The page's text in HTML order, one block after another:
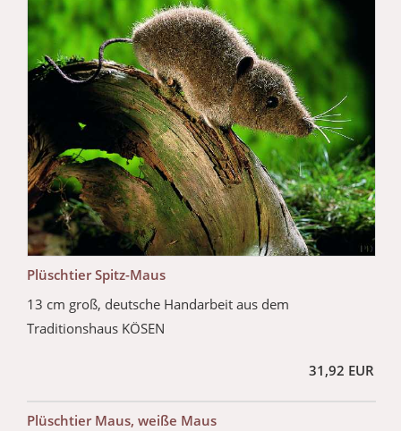
Plüschtier Spitz-Maus
13 cm groß, deutsche Handarbeit aus dem
Traditionshaus KÖSEN
31,92 EUR
Plüschtier Maus, weiße Maus